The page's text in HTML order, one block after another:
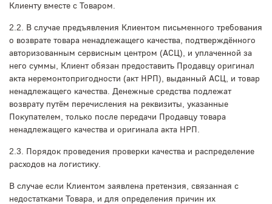
Клиенту вместе с Товаром.
2.2. В случае предъявления Клиентом письменного требования
о возврате товара ненадлежащего качества, подтверждённого
авторизованным сервисным центром (АСЦ), и уплаченной за
него суммы, Клиент обязан предоставить Продавцу оригинал
акта неремонтопригодности (акт НРП), выданный АСЦ, и товар
ненадлежащего качества. Денежные средства подлежат
возврату путём перечисления на реквизиты, указанные
Покупателем, только после передачи Продавцу товара
ненадлежащего качества и оригинала акта НРП.
2.3. Порядок проведения проверки качества и распределение
расходов на логистику.
В случае если Клиентом заявлена претензия, связанная с
недостатками Товара, и для определения причин их